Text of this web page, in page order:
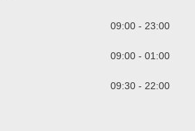
09:00 - 23:00
09:00 - 01:00
09:30 - 22:00